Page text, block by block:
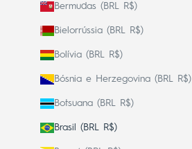
Bermudas (BRL R$)
Bielorrússia (BRL R$)
Bolívia (BRL R$)
Bósnia e Herzegovina (BRL R$)
Botsuana (BRL R$)
Brasil (BRL R$)